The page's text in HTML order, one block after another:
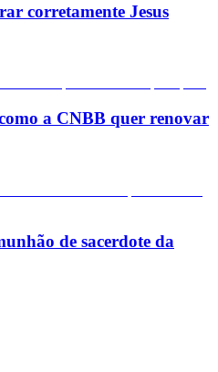
corretamente Jesus
a CNBB quer renovar
de sacerdote da